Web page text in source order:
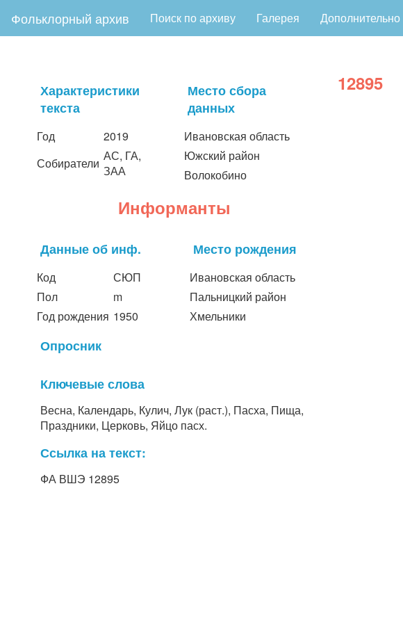
Фольклорный архив Поиск по архиву Галерея Дополнительно
Характеристики
текста
Год
2019
Собиратели АС, ГА,
ЗАА
Место сбора
данных
Ивановская область
Южский район
Волокобино
Информанты
Данные об инф.
Код
СЮП
Пол
m
Год рождения 1950
Место рождения
Ивановская область
Пальницкий район
Хмельники
Опросник
Ключевые слова
Весна, Календарь, Кулич, Лук (раст.), Пасха, Пища,
Праздники, Церковь, Яйцо пасх.
Ссылка на текст:
ФА ВШЭ 12895
12895